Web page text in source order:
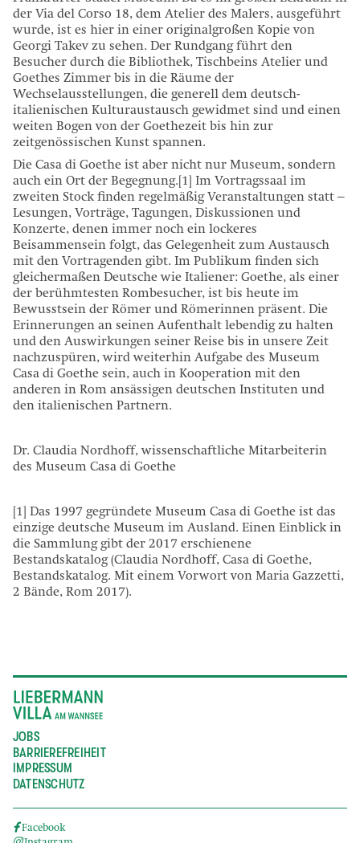
der Via del Corso 18, dem Atelier des Malers, ausgeführt
wurde, ist es hier in einer originalgroßen Kopie von
Georgi Takev zu sehen. Der Rundgang führt den
Besucher durch die Bibliothek, Tischbeins Atelier und
Goethes Zimmer bis in die Räume der
Wechselausstellungen, die generell dem deutsch-
italienischen Kulturaustausch gewidmet sind und einen
weiten Bogen von der Goethezeit bis hin zur
zeitgenössischen Kunst spannen.
Die Casa di Goethe ist aber nicht nur Museum, sondern
auch ein Ort der Begegnung.[1] Im Vortragssaal im
zweiten Stock finden regelmäßig Veranstaltungen statt –
Lesungen, Vorträge, Tagungen, Diskussionen und
Konzerte, denen immer noch ein lockeres
Beisammensein folgt, das Gelegenheit zum Austausch
mit den Vortragenden gibt. Im Publikum finden sich
gleichermaßen Deutsche wie Italiener: Goethe, als einer
der berühmtesten Rombesucher, ist bis heute im
Bewusstsein der Römer und Römerinnen präsent. Die
Erinnerungen an seinen Aufenthalt lebendig zu halten
und den Auswirkungen seiner Reise bis in unsere Zeit
nachzuspüren, wird weiterhin Aufgabe des Museum
Casa di Goethe sein, auch in Kooperation mit den
anderen in Rom ansässigen deutschen Instituten und
den italienischen Partnern.
Dr. Claudia Nordhoff, wissenschaftliche Mitarbeiterin
des Museum Casa di Goethe
[1] Das 1997 gegründete Museum Casa di Goethe ist das
einzige deutsche Museum im Ausland. Einen Einblick in
die Sammlung gibt der 2017 erschienene
Bestandskatalog (Claudia Nordhoff, Casa di Goethe,
Bestandskatalog. Mit einem Vorwort von Maria Gazzetti,
2 Bände, Rom 2017).
JOBS
BARRIEREFREIHEIT
IMPRESSUM
DATENSCHUTZ
Facebook